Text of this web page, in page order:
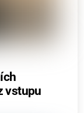
vstupu